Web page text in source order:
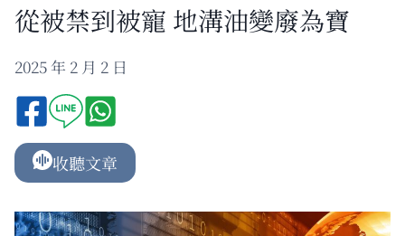
從被禁到被寵 地溝油變廢為寶
2025 年 2 月 2 日
收聽文章